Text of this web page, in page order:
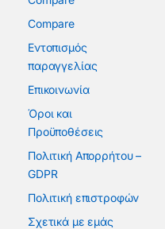
Compare
Εντοπισμός
παραγγελίας
Επικοινωνία
Όροι και
Προϋποθέσεις
Πολιτική Απορρήτου –
GDPR
Πολιτική επιστροφών
Σχετικά με εμάς